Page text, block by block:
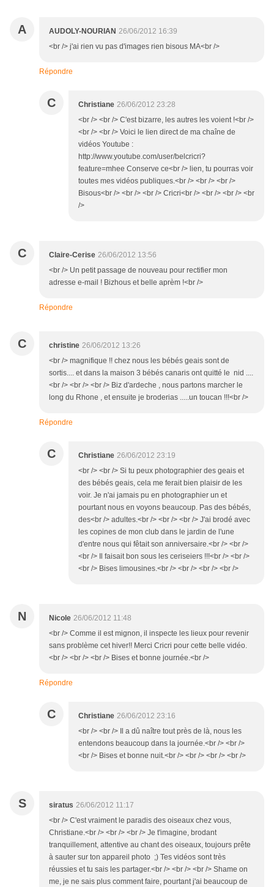
A AUDOLY-NOURIAN 26/06/2012 16:39
<br /> j'ai rien vu pas d'images rien bisous MA<br />
Répondre
C Christiane 26/06/2012 23:28
<br /> <br /> C'est bizarre, les autres les voient !<br />
<br /> <br /> Voici le lien direct de ma chaîne de
vidéos Youtube :
http://www.youtube.com/user/belcricri?
feature=mhee Conserve ce<br /> lien, tu pourras voir
toutes mes vidéos publiques.<br /> <br /> <br />
Bisous<br /> <br /> <br /> Cricri<br /> <br /> <br /> <br
/>
C Claire-Cerise 26/06/2012 13:56
<br /> Un petit passage de nouveau pour rectifier mon
adresse e-mail ! Bizhous et belle aprèm !<br />
Répondre
C christine 26/06/2012 13:26
<br /> magnifique !! chez nous les bébés geais sont de
sortis.... et dans la maison 3 bébés canaris ont quitté le nid ....
<br /> <br /> <br /> Biz d'ardeche , nous partons marcher le
long du Rhone , et ensuite je broderias .....un toucan !!!<br />
Répondre
C Christiane 26/06/2012 23:19
<br /> <br /> Si tu peux photographier des geais et
des bébés geais, cela me ferait bien plaisir de les
voir. Je n'ai jamais pu en photographier un et
pourtant nous en voyons beaucoup. Pas des bébés,
des<br /> adultes.<br /> <br /> <br /> J'ai brodé avec
les copines de mon club dans le jardin de l'une
d'entre nous qui fêtait son anniversaire.<br /> <br />
<br /> Il faisait bon sous les ceriseiers !!!<br /> <br />
<br /> Bises limousines.<br /> <br /> <br /> <br />
N Nicole 26/06/2012 11:48
<br /> Comme il est mignon, il inspecte les lieux pour revenir
sans problème cet hiver!! Merci Cricri pour cette belle vidéo.
<br /> <br /> <br /> Bises et bonne journée.<br />
Répondre
C Christiane 26/06/2012 23:16
<br /> <br /> Il a dû naître tout près de là, nous les
entendons beaucoup dans la journée.<br /> <br />
<br /> Bises et bonne nuit.<br /> <br /> <br /> <br />
S siratus 26/06/2012 11:17
<br /> C'est vraiment le paradis des oiseaux chez vous,
Christiane.<br /> <br /> <br /> Je t'imagine, brodant
tranquillement, attentive au chant des oiseaux, toujours prête
à sauter sur ton appareil photo ;) Tes vidéos sont très
réussies et tu sais les partager.<br /> <br /> <br /> Shame on
me, je ne sais plus comment faire, pourtant j'ai beaucoup de